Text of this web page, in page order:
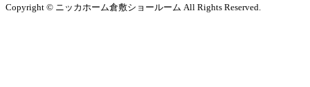
Copyright © ニッカホーム倉敷ショールーム All Rights Reserved.